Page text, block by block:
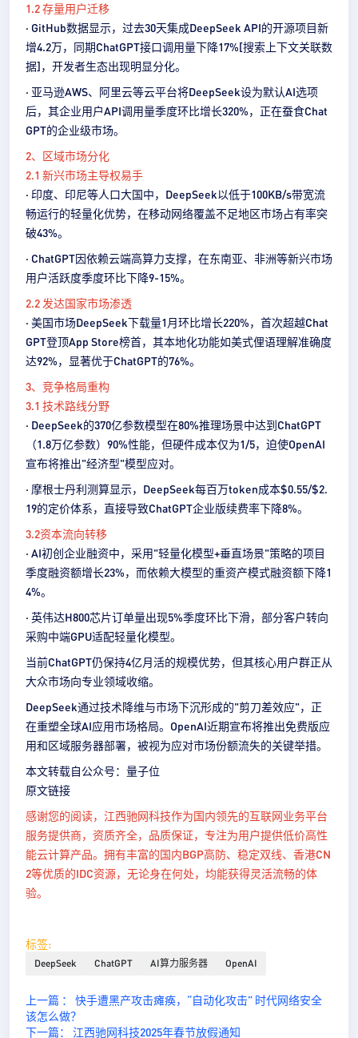
1.2 存量用户迁移
· GitHub数据显示，过去30天集成DeepSeek API的开源项目新
增4.2万，同期ChatGPT接口调用量下降17%[搜索上下文关联数
据]，开发者生态出现明显分化。
· 亚马逊AWS、阿里云等云平台将DeepSeek设为默认AI选项
后，其企业用户API调用量季度环比增长320%，正在蚕食Chat
GPT的企业级市场。‍
2、区域市场分化
2.1 新兴市场主导权易手
· 印度、印尼等人口大国中，DeepSeek以低于100KB/s带宽流
畅运行的轻量化优势，在移动网络覆盖不足地区市场占有率突
破43%。
· ChatGPT因依赖云端高算力支撑，在东南亚、非洲等新兴市场
用户活跃度季度环比下降9-15%。
2.2 发达国家市场渗透
· 美国市场DeepSeek下载量1月环比增长220%，首次超越Chat
GPT登顶App Store榜首，其本地化功能如美式俚语理解准确度
达92%，显著优于ChatGPT的76%。‍
3、竞争格局重构
3.1 技术路线分野
· DeepSeek的370亿参数模型在80%推理场景中达到ChatGPT
（1.8万亿参数）90%性能，但硬件成本仅为1/5，迫使OpenAI
宣布将推出"经济型"模型应对。
· 摩根士丹利测算显示，DeepSeek每百万token成本$0.55/$2.
19的定价体系，直接导致ChatGPT企业版续费率下降8%。
3.2资本流向转移
· AI初创企业融资中，采用"轻量化模型+垂直场景"策略的项目
季度融资额增长23%，而依赖大模型的重资产模式融资额下降1
4%。
· 英伟达H800芯片订单量出现5%季度环比下滑，部分客户转向
采购中端GPU适配轻量化模型。‍
当前ChatGPT仍保持4亿月活的规模优势，但其核心用户群正从
大众市场向专业领域收缩。
DeepSeek通过技术降维与市场下沉形成的"剪刀差效应"，正
在重塑全球AI应用市场格局。OpenAI近期宣布将推出免费版应
用和区域服务器部署，被视为应对市场份额流失的关键举措。
本文转载自公众号：量子位
原文链接
感谢您的阅读，江西驰网科技作为国内领先的互联网业务平台
服务提供商，资质齐全，品质保证，专注为用户提供低价高性
能云计算产品。拥有丰富的国内BGP高防、稳定双线、 香港CN
2等优质的IDC资源，无论身在何处，均能获得灵活流畅的体
验。
标签:
DeepSeek ChatGPT AI算力服务器 OpenAI
上一篇 ： 快手遭黑产攻击瘫痪，“自动化攻击” 时代网络安全
该怎么做？
下一篇： 江西驰网科技2025年春节放假通知